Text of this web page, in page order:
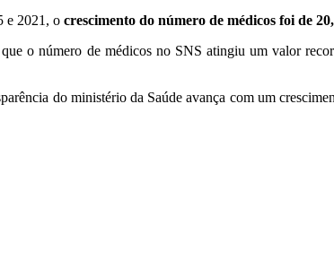
e 2021, ocrescimento do número de médicos foi de
o número de médicos no SNS atingiu um valor
do ministério da Saúde avança com um